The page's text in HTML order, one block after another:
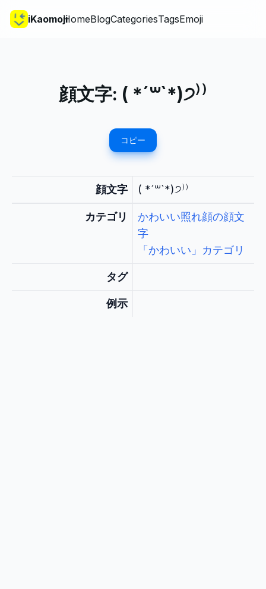
iKaomojiHomeBlogCategoriesTagsEmoji
顔文字: ( *´꒳`*)੭⁾⁾
コピー
顔文字 ( *´꒳`*)੭⁾⁾
カテゴリ
かわいい照れ顔の顔文
字
「かわいい」カテゴリ
タグ
例示